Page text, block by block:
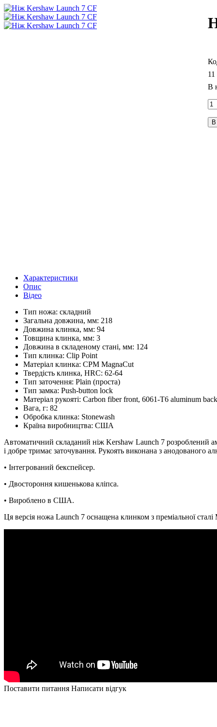
11
Характеристики
Опис
Відео
Тип ножа: складний
Загальна довжина, мм: 218
Довжина клинка, мм: 94
Товщина клинка, мм: 3
Довжина в складеному стані, мм: 124
Тип клинка: Clip Point
Матеріал клинка: CPM MagnaCut
Твердість клинка, HRC: 62-64
Тип заточення: Plain (проста)
Тип замка: Push-button lock
Матеріал рукояті: Carbon fiber front, 6061-T6 aluminum back
Вага, г: 82
Обробка клинка: Stonewash
Країна виробництва: США
Автоматичний складаний ніж Kershaw Launch 7 розроблений
і добре тримає заточування. Рукоять виконана з
• Інтегрований бекспейсер.
• Двостороння кишенькова кліпса.
• Вироблено в США.
Ця версія ножа Launch 7 оснащена клинком з преміальної
Поставити питання Написати відгук